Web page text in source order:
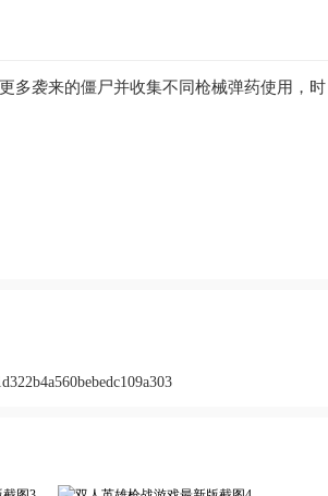
多袭来的僵尸并收集不同枪械弹药使用，时